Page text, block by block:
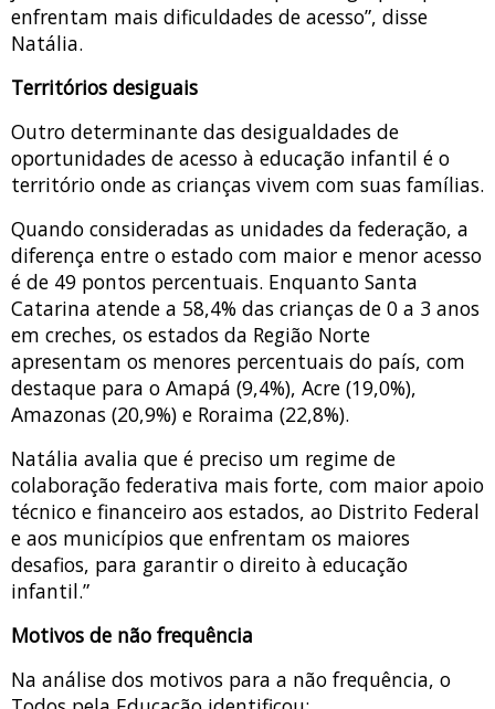
enfrentam mais dificuldades de acesso”, disse
Natália.
Territórios desiguais
Outro determinante das desigualdades de
oportunidades de acesso à educação infantil é o
território onde as crianças vivem com suas famílias.
Quando consideradas as unidades da federação, a
diferença entre o estado com maior e menor acesso
é de 49 pontos percentuais. Enquanto Santa
Catarina atende a 58,4% das crianças de 0 a 3 anos
em creches, os estados da Região Norte
apresentam os menores percentuais do país, com
destaque para o Amapá (9,4%), Acre (19,0%),
Amazonas (20,9%) e Roraima (22,8%).
Natália avalia que é preciso um regime de
colaboração federativa mais forte, com maior apoio
técnico e financeiro aos estados, ao Distrito Federal
e aos municípios que enfrentam os maiores
desafios, para garantir o direito à educação
infantil.”
Motivos de não frequência
Na análise dos motivos para a não frequência, o